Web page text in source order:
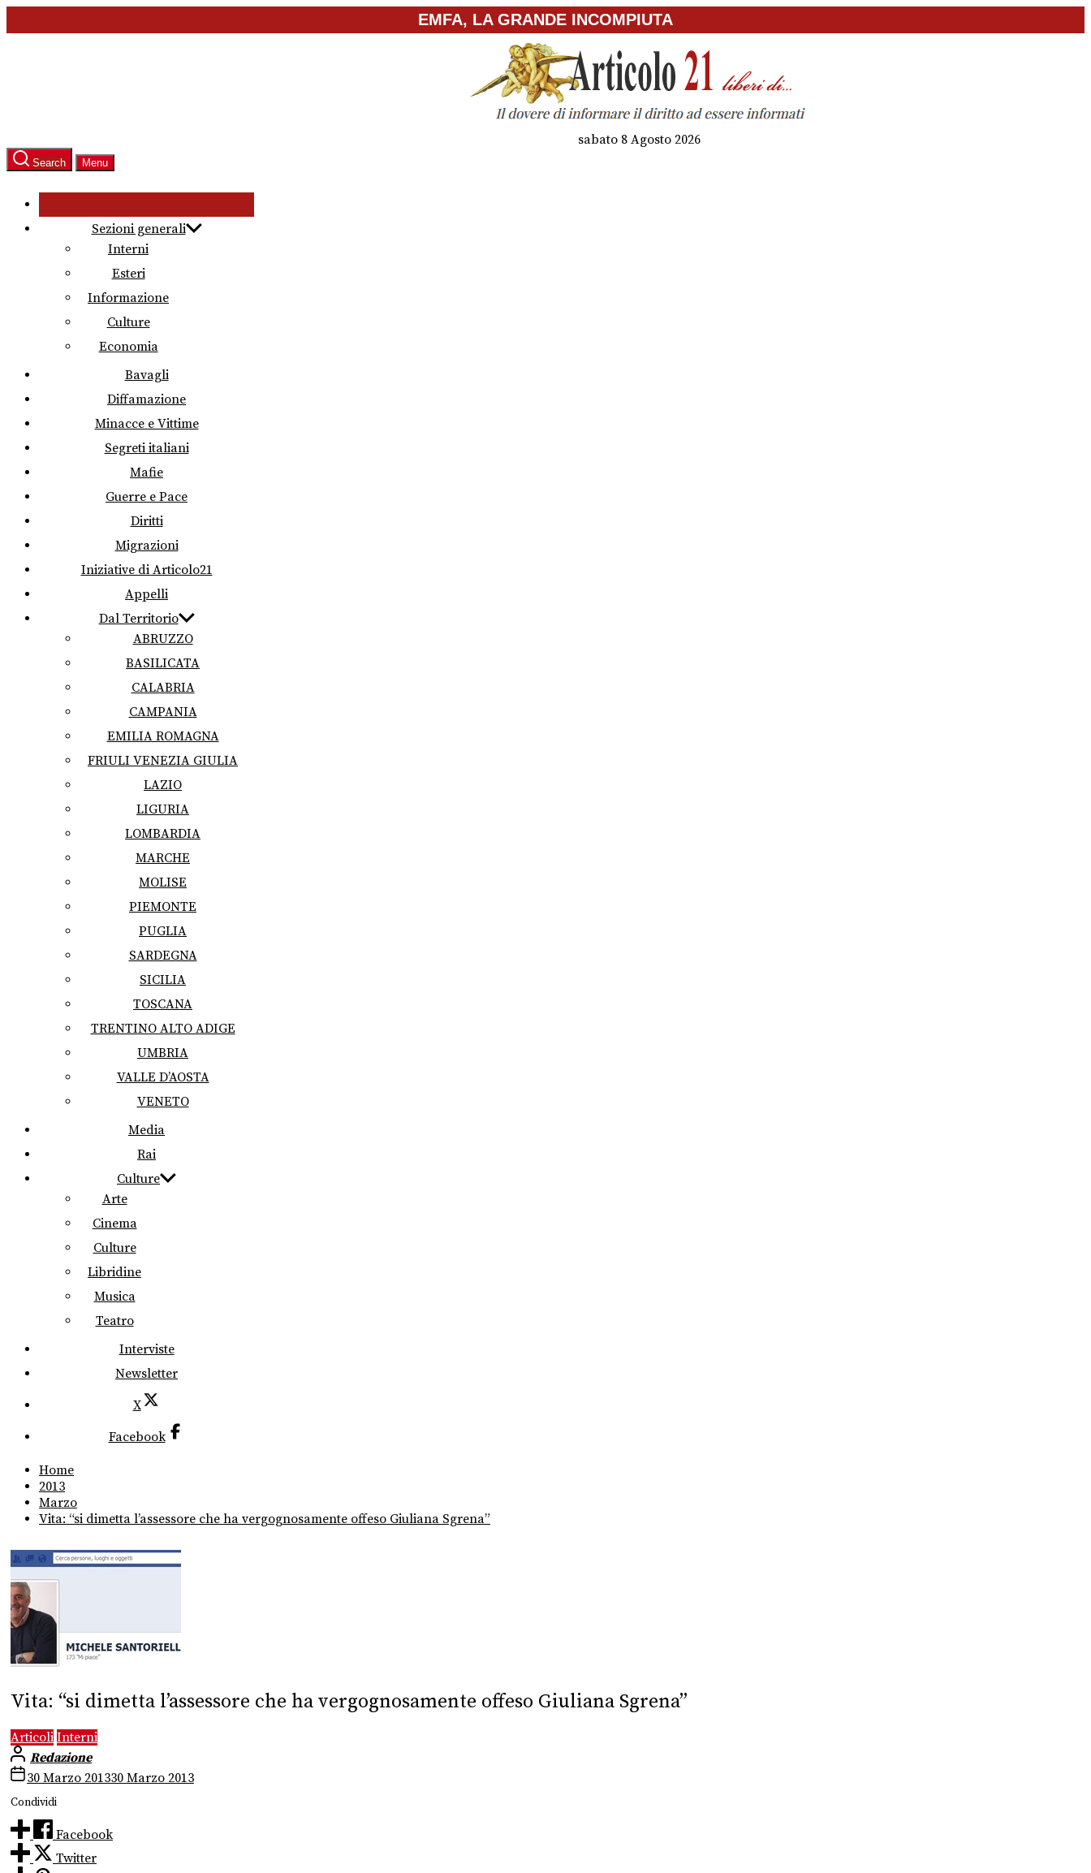
to
EMFA, LA GRANDE INCOMPIUTA
sabato 8 Agosto 2026
Search Menu
Sezioni generali
Interni
Esteri
Informazione
Culture
Economia
Bavagli
Diffamazione
Minacce e Vittime
Segreti italiani
Mafie
Guerre e Pace
Diritti
Migrazioni
Iniziative di Articolo21
Appelli
Dal Territorio
ABRUZZO
BASILICATA
CALABRIA
CAMPANIA
EMILIA ROMAGNA
FRIULI VENEZIA GIULIA
LAZIO
LIGURIA
LOMBARDIA
MARCHE
MOLISE
PIEMONTE
PUGLIA
SARDEGNA
SICILIA
TOSCANA
TRENTINO ALTO ADIGE
UMBRIA
VALLE D’AOSTA
VENETO
Media
Rai
Culture
Arte
Cinema
Culture
Libridine
Musica
Teatro
Interviste
Newsletter
X
Facebook
Home
2013
Marzo
Vita: “si dimetta l’assessore che ha vergognosamente offeso Giuliana Sgrena”
Vita: “si dimetta l’assessore che ha vergognosamente offeso Giuliana Sgrena”
Articoli Interni
Redazione
30 Marzo 201330 Marzo 2013
Condividi
Facebook
Twitter